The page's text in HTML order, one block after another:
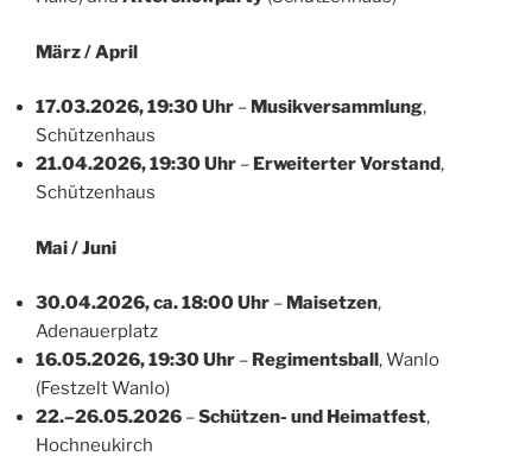
März / April
17.03.2026, 19:30 Uhr – Musikversammlung,
Schützenhaus
21.04.2026, 19:30 Uhr – Erweiterter Vorstand,
Schützenhaus
Mai / Juni
30.04.2026, ca. 18:00 Uhr – Maisetzen,
Adenauerplatz
16.05.2026, 19:30 Uhr – Regimentsball , Wanlo
(Festzelt Wanlo)
22.–26.05.2026 –Schützen- und Heimatfest,
Hochneukirch